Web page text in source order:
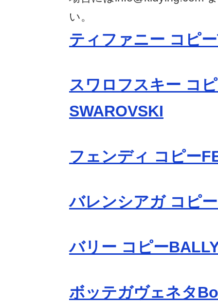
い。
ティファニー コピ
スワロフスキー コ
SWAROVSKI
フェンディ コピー
バレンシアガ コピ
バリー コピー
ボッテガヴェネタ